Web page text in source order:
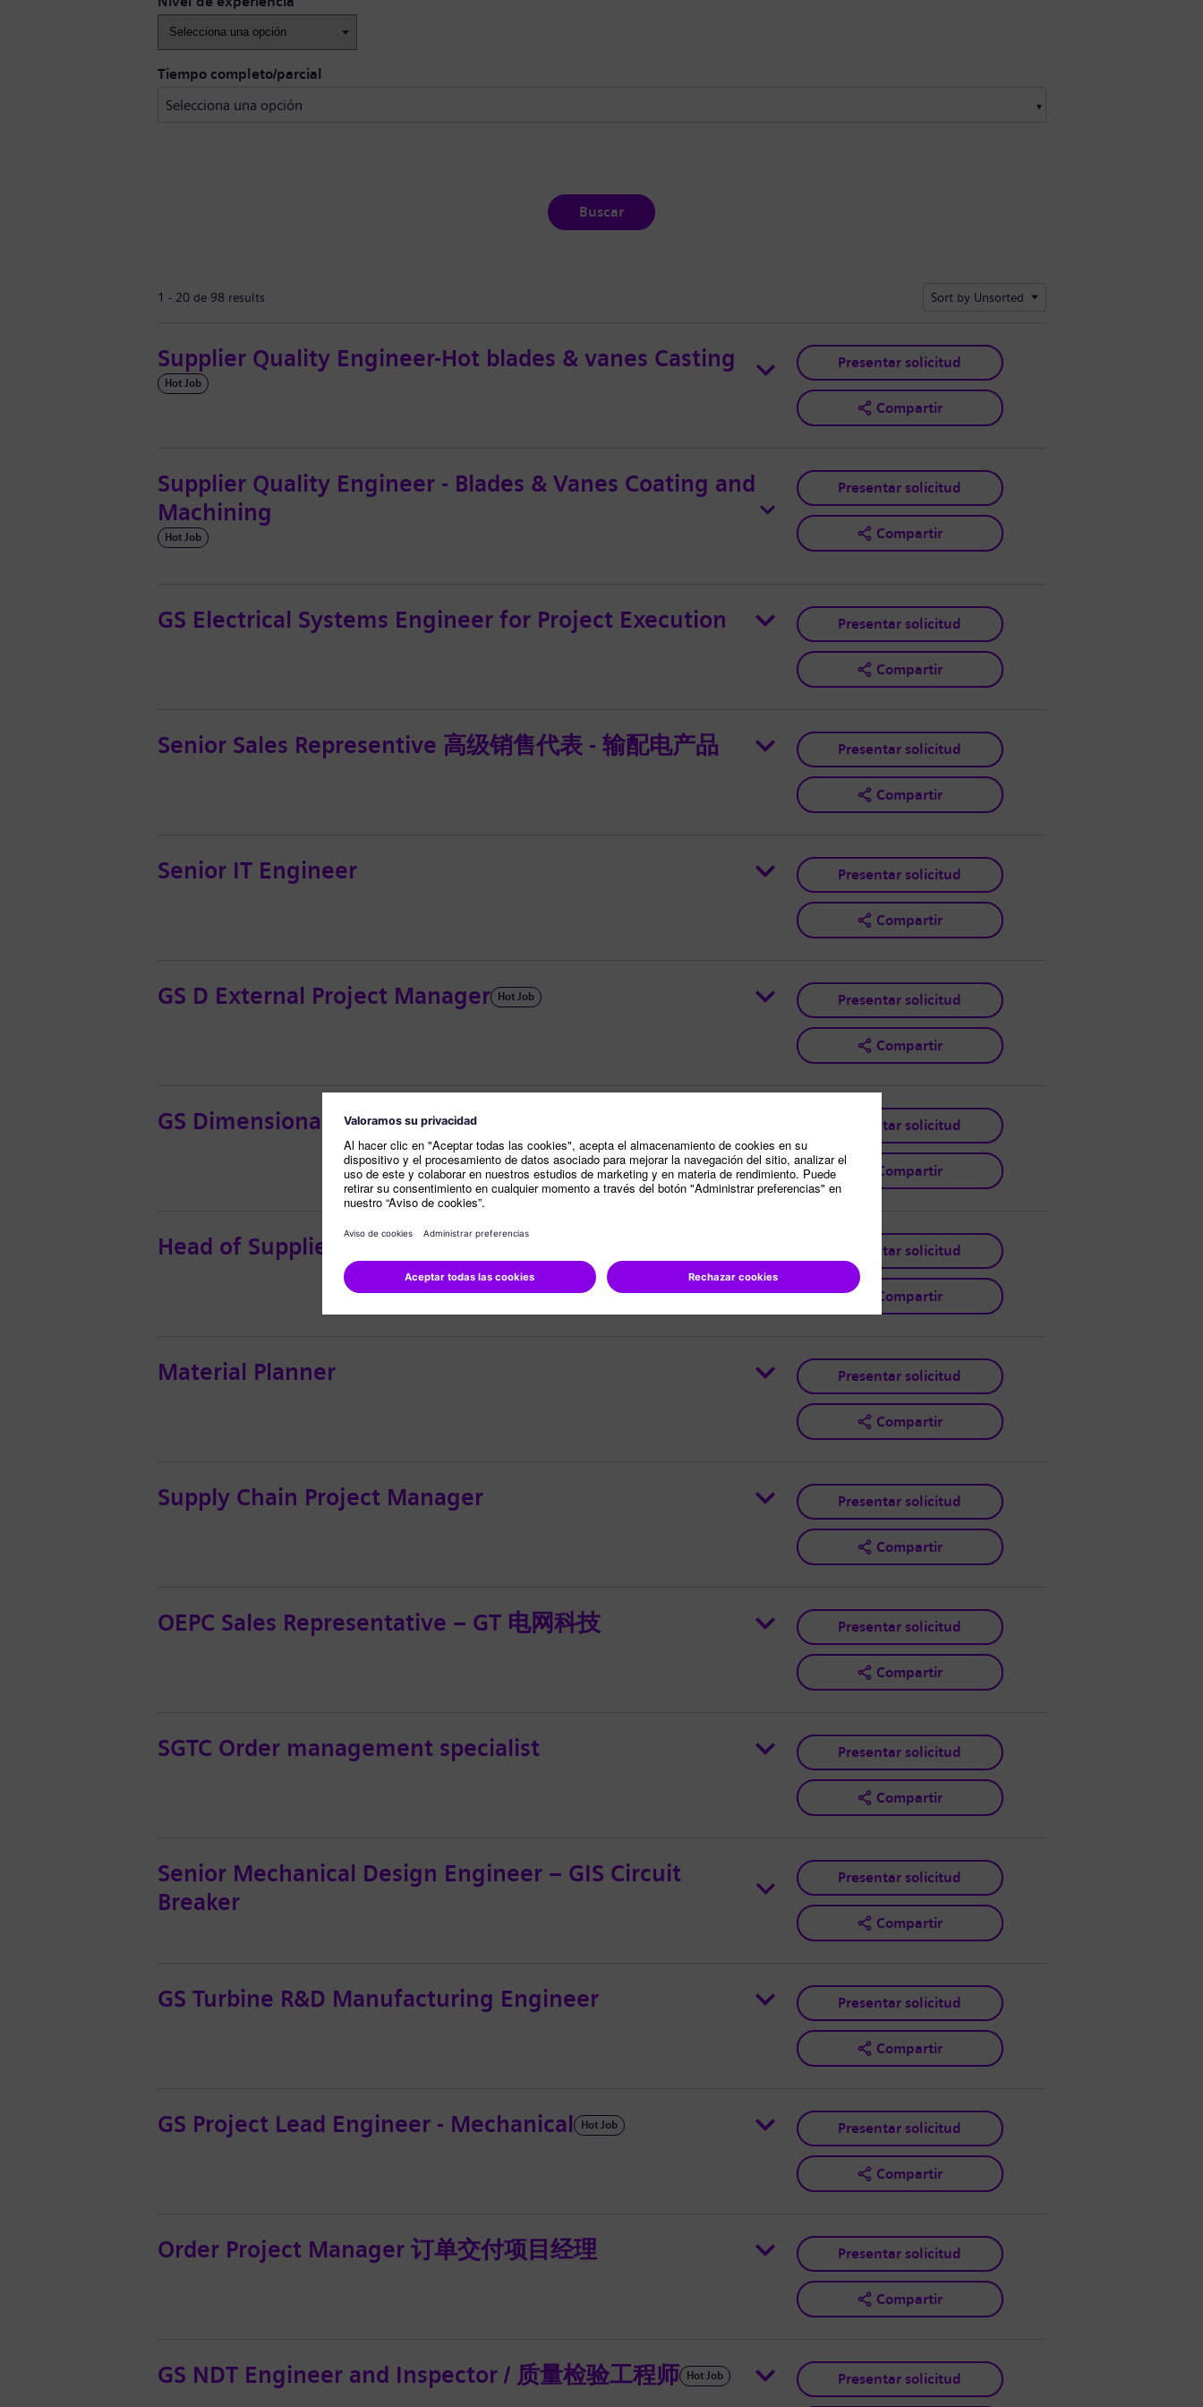
Tiempo completo/parcial
Buscar
1 - 20 de 98 results Sort by Unsorted
Supplier Quality Engineer-Hot blades & vanes Casting
Hot Job
Presentar solicitud
Compartir
Supplier Quality Engineer - Blades & Vanes Coating and
Machining
Hot Job
Presentar solicitud
Compartir
GS Electrical Systems Engineer for Project Execution Presentar solicitud
Compartir
Senior Sales Representive 高级销售代表 - 输配电产品 Presentar solicitud
Compartir
Senior IT Engineer Presentar solicitud
Compartir
GS D External Project Manager Hot Job Presentar solicitud
Compartir
GS Dimensional Inspector Presentar solicitud
Compartir
Head of Supplier Quality AP Presentar solicitud
Compartir
Material Planner Presentar solicitud
Compartir
Supply Chain Project Manager Presentar solicitud
Compartir
OEPC Sales Representative – GT 电网科技 Presentar solicitud
Compartir
SGTC Order management specialist Presentar solicitud
Compartir
Senior Mechanical Design Engineer – GIS Circuit
Breaker
Presentar solicitud
Compartir
GS Turbine R&D Manufacturing Engineer Presentar solicitud
Compartir
GS Project Lead Engineer - Mechanical Hot Job Presentar solicitud
Compartir
Order Project Manager 订单交付项目经理 Presentar solicitud
Compartir
GS NDT Engineer and Inspector / 质量检验工程师 Hot Job Presentar solicitud